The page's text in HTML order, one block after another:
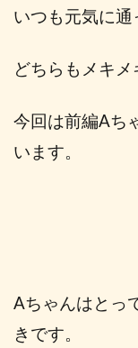
いつも元気に通
どちらもメキメ
今回は前編Aち
います。
Aちゃんはとっ
きです。